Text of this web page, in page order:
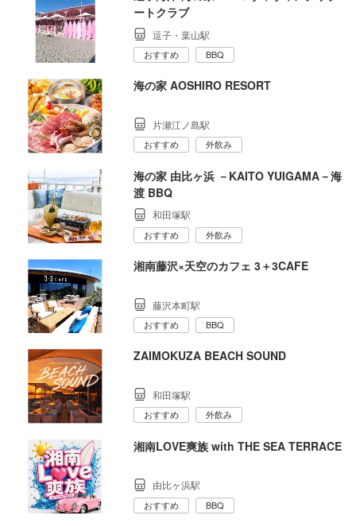
ートクラブ
逗子・葉山駅
おすすめ BBQ
海の家 AOSHIRO RESORT
片瀬江ノ島駅
おすすめ 外飲み
海の家 由比ヶ浜 －KAITO YUIGAMA－海
渡 BBQ
和田塚駅
おすすめ 外飲み
湘南藤沢×天空のカフェ 3＋3CAFE
藤沢本町駅
おすすめ BBQ
ZAIMOKUZA BEACH SOUND
和田塚駅
おすすめ 外飲み
湘南LOVE爽族 with THE SEA TERRACE
由比ヶ浜駅
おすすめ BBQ